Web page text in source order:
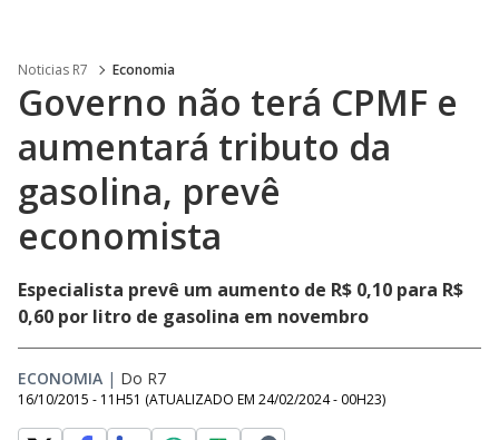
Noticias R7 Economia
Governo não terá CPMF e
aumentará tributo da
gasolina, prevê
economista
Especialista prevê um aumento de R$ 0,10 para R$
0,60 por litro de gasolina em novembro
ECONOMIA | Do R7
16/10/2015 - 11H51 (ATUALIZADO EM 24/02/2024 - 00H23)